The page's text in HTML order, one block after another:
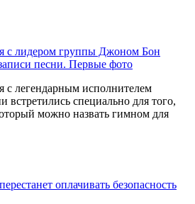
с лидером группы Джоном Бон
песни. Первые фото
с легендарным исполнителем
специально для того,
можно назвать гимном для
оплачивать безопасность